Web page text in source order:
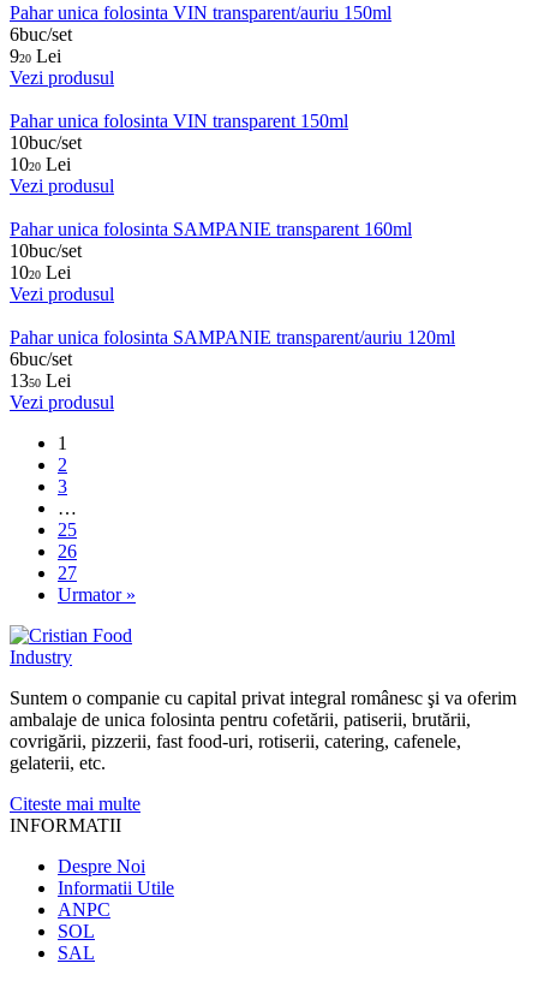
Pahar unica folosinta VIN transparent/auriu 150ml
6buc/set
920 Lei
Vezi produsul
Pahar unica folosinta VIN transparent 150ml
10buc/set
1020 Lei
Vezi produsul
Pahar unica folosinta SAMPANIE transparent 160ml
10buc/set
1020 Lei
Vezi produsul
Pahar unica folosinta SAMPANIE transparent/auriu 120ml
6buc/set
1350 Lei
Vezi produsul
1
2
3
…
25
26
27
Urmator »
Suntem o companie cu capital privat integral românesc şi va oferim
ambalaje de unica folosinta pentru cofetării, patiserii, brutării,
covrigării, pizzerii, fast food-uri, rotiserii, catering, cafenele,
gelaterii, etc.
Citeste mai multe
INFORMATII
Despre Noi
Informatii Utile
ANPC
SOL
SAL